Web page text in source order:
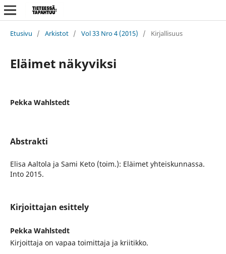
Etusivu / Arkistot / Vol 33 Nro 4 (2015) / Kirjallisuus
Eläimet näkyviksi
Pekka Wahlstedt
Abstrakti
Elisa Aaltola ja Sami Keto (toim.): Eläimet yhteiskunnassa.
Into 2015.
Kirjoittajan esittely
Pekka Wahlstedt
Kirjoittaja on vapaa toimittaja ja kriitikko.